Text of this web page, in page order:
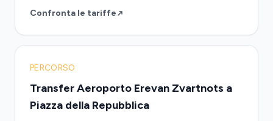
Confronta le tariffe
PERCORSO
Transfer Aeroporto Erevan Zvartnots a
Piazza della Repubblica